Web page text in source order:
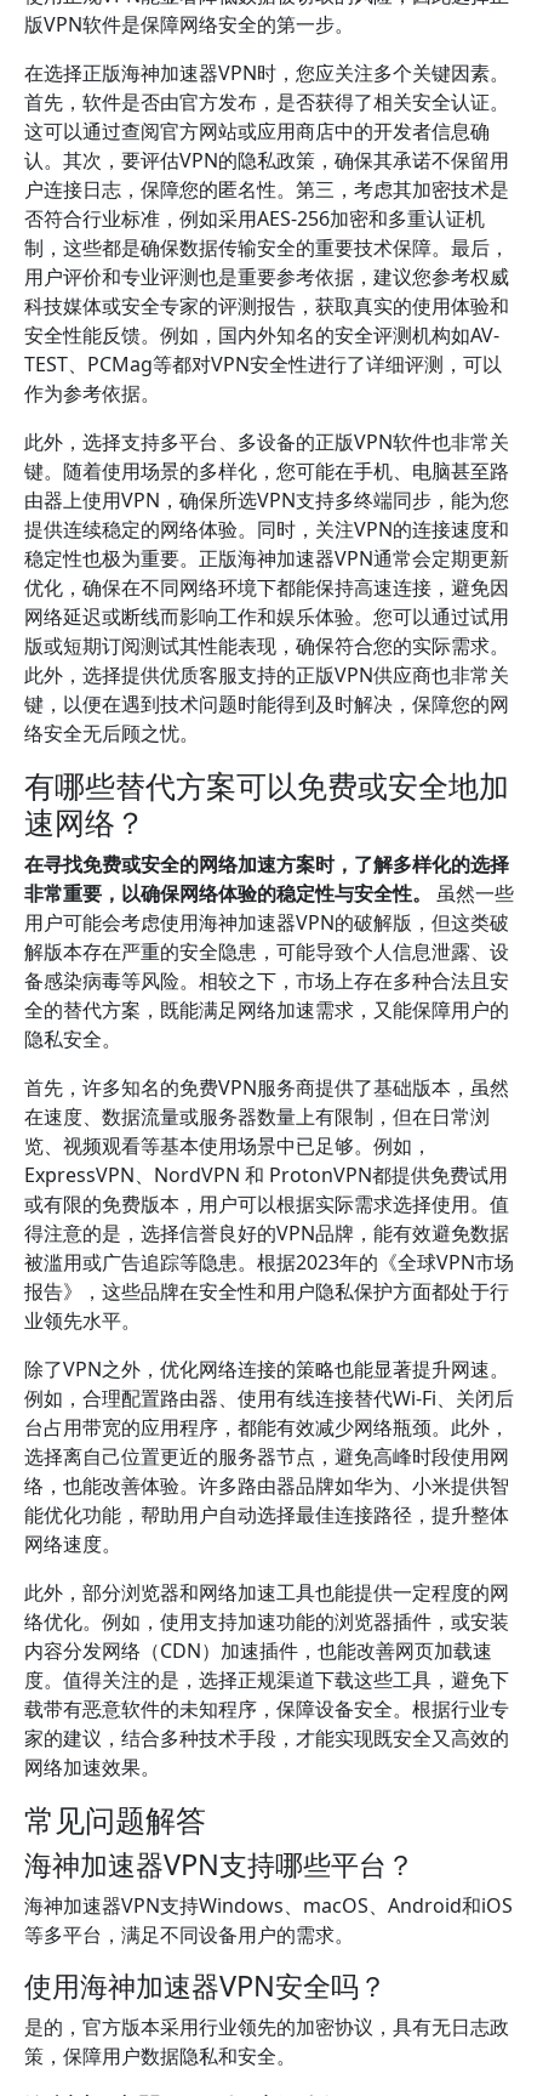
版VPN软件是保障网络安全的第一步。
在选择正版海神加速器VPN时，您应关注多个关键因素。
首先，软件是否由官方发布，是否获得了相关安全认证。
这可以通过查阅官方网站或应用商店中的开发者信息确
认。其次，要评估VPN的隐私政策，确保其承诺不保留用
户连接日志，保障您的匿名性。第三，考虑其加密技术是
否符合行业标准，例如采用AES-256加密和多重认证机
制，这些都是确保数据传输安全的重要技术保障。最后，
用户评价和专业评测也是重要参考依据，建议您参考权威
科技媒体或安全专家的评测报告，获取真实的使用体验和
安全性能反馈。例如，国内外知名的安全评测机构如AV-
TEST、PCMag等都对VPN安全性进行了详细评测，可以
作为参考依据。
此外，选择支持多平台、多设备的正版VPN软件也非常关
键。随着使用场景的多样化，您可能在手机、电脑甚至路
由器上使用VPN，确保所选VPN支持多终端同步，能为您
提供连续稳定的网络体验。同时，关注VPN的连接速度和
稳定性也极为重要。正版海神加速器VPN通常会定期更新
优化，确保在不同网络环境下都能保持高速连接，避免因
网络延迟或断线而影响工作和娱乐体验。您可以通过试用
版或短期订阅测试其性能表现，确保符合您的实际需求。
此外，选择提供优质客服支持的正版VPN供应商也非常关
键，以便在遇到技术问题时能得到及时解决，保障您的网
络安全无后顾之忧。
有哪些替代方案可以免费或安全地加
速网络？
在寻找免费或安全的网络加速方案时，了解多样化的选择
非常重要，以确保网络体验的稳定性与安全性。
虽然一些
用户可能会考虑使用海神加速器VPN的破解版，但这类破
解版本存在严重的安全隐患，可能导致个人信息泄露、设
备感染病毒等风险。相较之下，市场上存在多种合法且安
全的替代方案，既能满足网络加速需求，又能保障用户的
隐私安全。
首先，许多知名的免费VPN服务商提供了基础版本，虽然
在速度、数据流量或服务器数量上有限制，但在日常浏
览、视频观看等基本使用场景中已足够。例如，
ExpressVPN、NordVPN 和 ProtonVPN都提供免费试用
或有限的免费版本，用户可以根据实际需求选择使用。值
得注意的是，选择信誉良好的VPN品牌，能有效避免数据
被滥用或广告追踪等隐患。根据2023年的《全球VPN市场
报告》，这些品牌在安全性和用户隐私保护方面都处于行
业领先水平。
除了VPN之外，优化网络连接的策略也能显著提升网速。
例如，合理配置路由器、使用有线连接替代Wi-Fi、关闭后
台占用带宽的应用程序，都能有效减少网络瓶颈。此外，
选择离自己位置更近的服务器节点，避免高峰时段使用网
络，也能改善体验。许多路由器品牌如华为、小米提供智
能优化功能，帮助用户自动选择最佳连接路径，提升整体
网络速度。
此外，部分浏览器和网络加速工具也能提供一定程度的网
络优化。例如，使用支持加速功能的浏览器插件，或安装
内容分发网络（CDN）加速插件，也能改善网页加载速
度。值得关注的是，选择正规渠道下载这些工具，避免下
载带有恶意软件的未知程序，保障设备安全。根据行业专
家的建议，结合多种技术手段，才能实现既安全又高效的
网络加速效果。
常见问题解答
海神加速器VPN支持哪些平台？
海神加速器VPN支持Windows、macOS、Android和iOS
等多平台，满足不同设备用户的需求。
使用海神加速器VPN安全吗？
是的，官方版本采用行业领先的加密协议，具有无日志政
策，保障用户数据隐私和安全。